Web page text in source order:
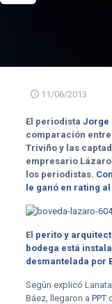
11/06/2013
El periodista Jorge
comparación
Triviño y las
empresario
los periodistas.
le ganó en rating al
El perito y
bodega está
desmantelada por
Según explicó
Báez, llegaron a PPT